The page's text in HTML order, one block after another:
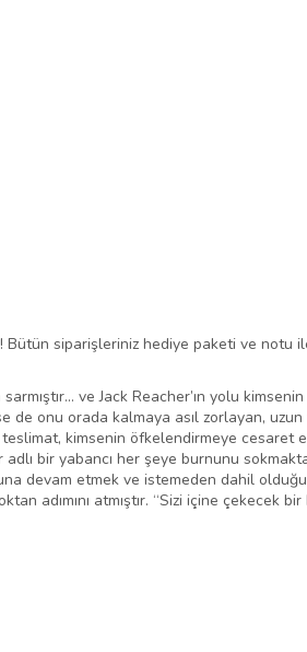
siparişleriniz hediye paketi ve notu
ve Jack Reacher’ın yolu
onu orada kalmaya asıl zorlayan, uzun
teslimat, kimsenin öfkelendirmeye
bir yabancı her şeye burnunu
devam etmek ve istemeden dahil
adımını atmıştır. “Sizi içine çekecek